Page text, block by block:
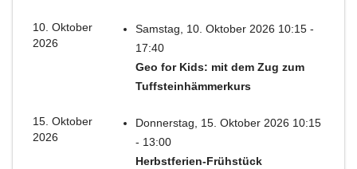
10. Oktober
2026
Samstag, 10. Oktober 2026 10:15 -
17:40
Geo for Kids: mit dem Zug zum
Tuffsteinhämmerkurs
15. Oktober
2026
Donnerstag, 15. Oktober 2026 10:15
- 13:00
Herbstferien-Frühstück